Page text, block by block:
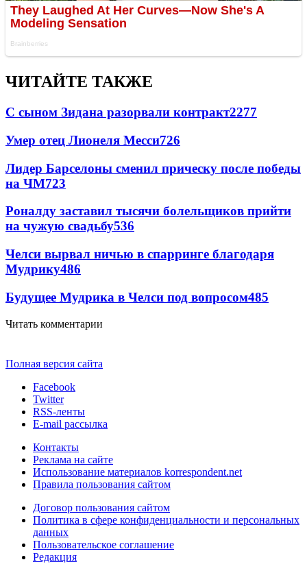
ЧИТАЙТЕ ТАКЖЕ
С сыном Зидана разорвали контракт2277
Умер отец Лионеля Месси726
Лидер Барселоны сменил прическу после победы
на ЧМ723
Роналду заставил тысячи болельщиков прийти
на чужую свадьбу536
Челси вырвал ничью в спарринге благодаря
Мудрику486
Будущее Мудрика в Челси под вопросом485
Читать комментарии
Полная версия сайта
Facebook
Twitter
RSS-ленты
E-mail рассылка
Контакты
Реклама на сайте
Использование материалов korrespondent.net
Правила пользования сайтом
Договор пользования сайтом
Политика в сфере конфиденциальности и персональных
данных
Пользовательское соглашение
Редакция